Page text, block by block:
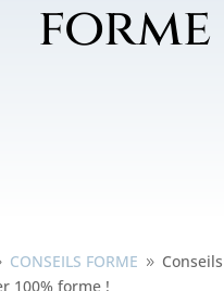
forme
CONSEILS FORME 9
100% forme !